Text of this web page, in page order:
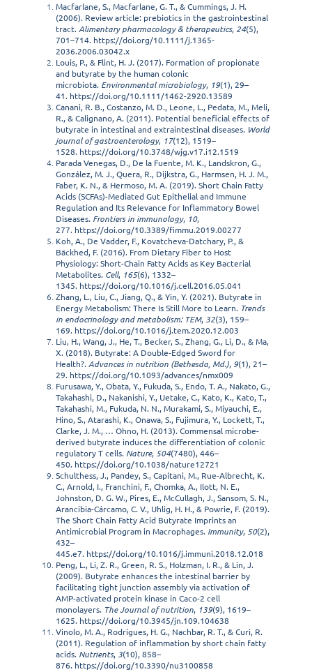
Macfarlane, S., Macfarlane, G. T., & Cummings, J. H.
(2006). Review article: prebiotics in the gastrointestinal
tract. Alimentary pharmacology & therapeutics, 24(5),
701–714. https://doi.org/10.1111/j.1365-
2036.2006.03042.x
Louis, P., & Flint, H. J. (2017). Formation of propionate
and butyrate by the human colonic
microbiota. Environmental microbiology, 19(1), 29–
41. https://doi.org/10.1111/1462-2920.13589
Canani, R. B., Costanzo, M. D., Leone, L., Pedata, M., Meli,
R., & Calignano, A. (2011). Potential beneficial effects of
butyrate in intestinal and extraintestinal diseases. World
journal of gastroenterology, 17(12), 1519–
1528. https://doi.org/10.3748/wjg.v17.i12.1519
Parada Venegas, D., De la Fuente, M. K., Landskron, G.,
González, M. J., Quera, R., Dijkstra, G., Harmsen, H. J. M.,
Faber, K. N., & Hermoso, M. A. (2019). Short Chain Fatty
Acids (SCFAs)-Mediated Gut Epithelial and Immune
Regulation and Its Relevance for Inflammatory Bowel
Diseases. Frontiers in immunology, 10,
277. https://doi.org/10.3389/fimmu.2019.00277
Koh, A., De Vadder, F., Kovatcheva-Datchary, P., &
Bäckhed, F. (2016). From Dietary Fiber to Host
Physiology: Short-Chain Fatty Acids as Key Bacterial
Metabolites. Cell, 165(6), 1332–
1345. https://doi.org/10.1016/j.cell.2016.05.041
Zhang, L., Liu, C., Jiang, Q., & Yin, Y. (2021). Butyrate in
Energy Metabolism: There Is Still More to Learn. Trends
in endocrinology and metabolism: TEM, 32(3), 159–
169. https://doi.org/10.1016/j.tem.2020.12.003
Liu, H., Wang, J., He, T., Becker, S., Zhang, G., Li, D., & Ma,
X. (2018). Butyrate: A Double-Edged Sword for
Health?. Advances in nutrition (Bethesda, Md.), 9(1), 21–
29. https://doi.org/10.1093/advances/nmx009
Furusawa, Y., Obata, Y., Fukuda, S., Endo, T. A., Nakato, G.,
Takahashi, D., Nakanishi, Y., Uetake, C., Kato, K., Kato, T.,
Takahashi, M., Fukuda, N. N., Murakami, S., Miyauchi, E.,
Hino, S., Atarashi, K., Onawa, S., Fujimura, Y., Lockett, T.,
Clarke, J. M., … Ohno, H. (2013). Commensal microbe-
derived butyrate induces the differentiation of colonic
regulatory T cells. Nature, 504(7480), 446–
450. https://doi.org/10.1038/nature12721
Schulthess, J., Pandey, S., Capitani, M., Rue-Albrecht, K.
C., Arnold, I., Franchini, F., Chomka, A., Ilott, N. E.,
Johnston, D. G. W., Pires, E., McCullagh, J., Sansom, S. N.,
Arancibia-Cárcamo, C. V., Uhlig, H. H., & Powrie, F. (2019).
The Short Chain Fatty Acid Butyrate Imprints an
Antimicrobial Program in Macrophages. Immunity, 50(2),
432–
445.e7. https://doi.org/10.1016/j.immuni.2018.12.018
Peng, L., Li, Z. R., Green, R. S., Holzman, I. R., & Lin, J.
(2009). Butyrate enhances the intestinal barrier by
facilitating tight junction assembly via activation of
AMP-activated protein kinase in Caco-2 cell
monolayers. The Journal of nutrition, 139(9), 1619–
1625. https://doi.org/10.3945/jn.109.104638
Vinolo, M. A., Rodrigues, H. G., Nachbar, R. T., & Curi, R.
(2011). Regulation of inflammation by short chain fatty
acids. Nutrients, 3(10), 858–
876. https://doi.org/10.3390/nu3100858